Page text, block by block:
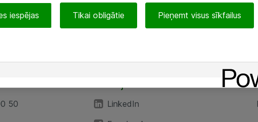
50
LinkedIn
iespējas Tikai obligātie Pieņemt visus sīkfailus